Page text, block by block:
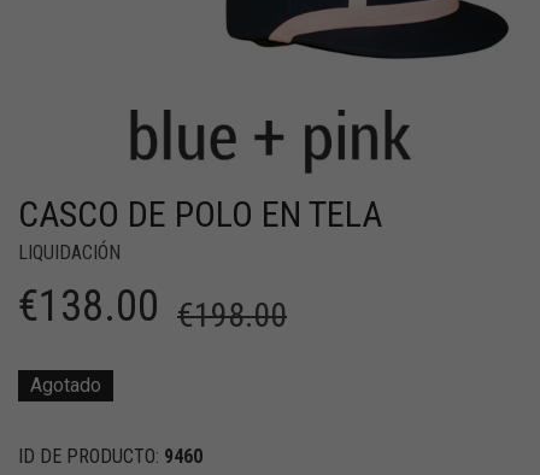
CASCO DE POLO EN TELA
LIQUIDACIÓN
€198.00
€138.00
Agotado
ID DE PRODUCTO: 9460